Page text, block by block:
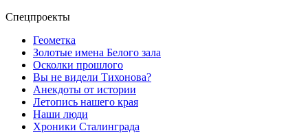
Спецпроекты
Геометка
Золотые имена Белого зала
Осколки прошлого
Вы не видели Тихонова?
Анекдоты от истории
Летопись нашего края
Наши люди
Хроники Сталинграда